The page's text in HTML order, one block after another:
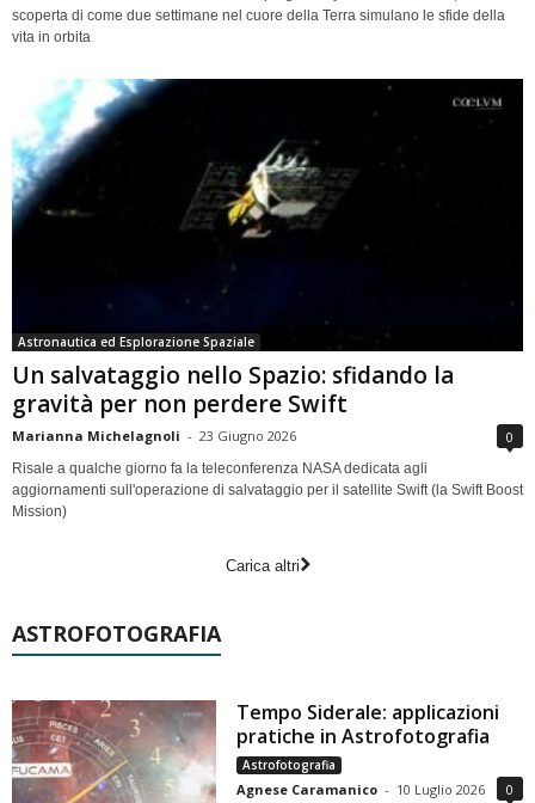
scoperta di come due settimane nel cuore della Terra simulano le sfide della
vita in orbita
Astronautica ed Esplorazione Spaziale
Un salvataggio nello Spazio: sfidando la
gravità per non perdere Swift
Marianna Michelagnoli - 23 Giugno 2026 0
Risale a qualche giorno fa la teleconferenza NASA dedicata agli
aggiornamenti sull'operazione di salvataggio per il satellite Swift (la Swift Boost
Mission)
Carica altri
ASTROFOTOGRAFIA
Tempo Siderale: applicazioni
pratiche in Astrofotografia
Astrofotografia
Agnese Caramanico - 10 Luglio 2026 0